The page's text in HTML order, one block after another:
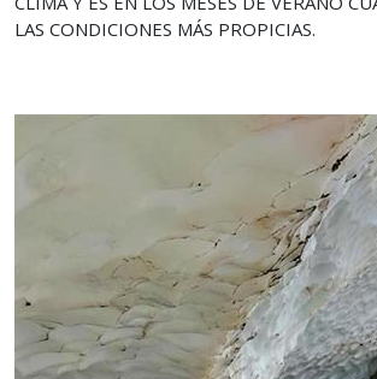
LAS CONDICIONES MÁS PROPICIAS.